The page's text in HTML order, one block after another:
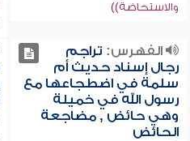
والاستحاضة))
الفهرس: تراجم
رجال إسناد حديث أم
سلمة في اضطجاعها مع
رسول الله في خميلة
وهي حائض , مضاجعة
الحائض